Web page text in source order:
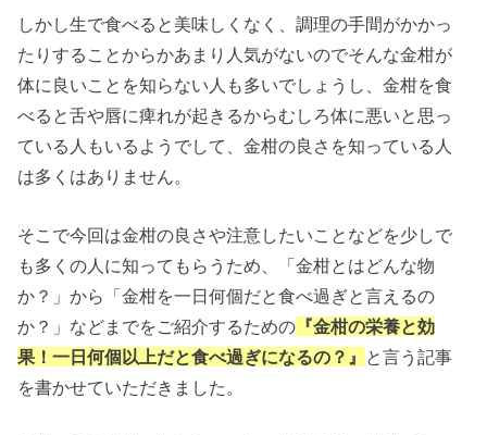
しかし生で食べると美味しくなく、調理の手間がかかっ
たりすることからかあまり人気がないのでそんな金柑が
体に良いことを知らない人も多いでしょうし、金柑を食
べると舌や唇に痺れが起きるからむしろ体に悪いと思っ
ている人もいるようでして、金柑の良さを知っている人
は多くはありません。
そこで今回は金柑の良さや注意したいことなどを少しで
も多くの人に知ってもらうため、「金柑とはどんな物
か？」から「金柑を一日何個だと食べ過ぎと言えるの
か？」などまでをご紹介するための 『金柑の栄養と効
果！一日何個以上だと食べ過ぎになるの？』 と言う記事
を書かせていただきました。